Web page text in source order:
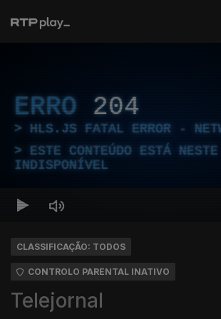
ERRO 204
HLS.JS FATAL ERROR -
ESTE CONTEÚDO ESTÁ NESTE
INDISPONÍVEL
CLASSIFICAÇÃO: TODOS
CONTROLO PARENTAL INATIVO
Telejornal